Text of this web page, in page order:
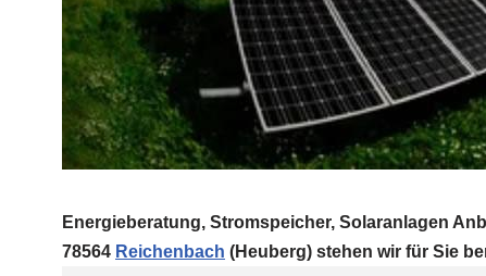
Energieberatung, Stromspeicher, Solaranlagen
78564 Reichenbach (Heuberg) stehen wir für Sie